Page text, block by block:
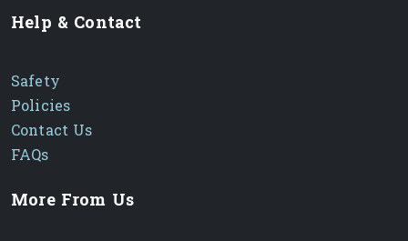
អ្នកបើកបរដោយប្រសិទ្ធភាពខ្ពស់!
Help & Contact
Safety
Policies
Contact Us
FAQs
More From Us